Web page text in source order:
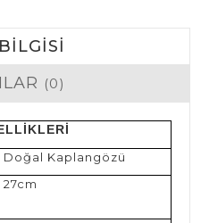
(0)
Doğal Kaplangözü
27cm